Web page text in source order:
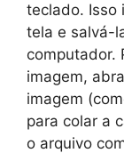
teclado. Isso
tela e salvá-
computador.
imagem,
imagem
para colar a
o arquivo